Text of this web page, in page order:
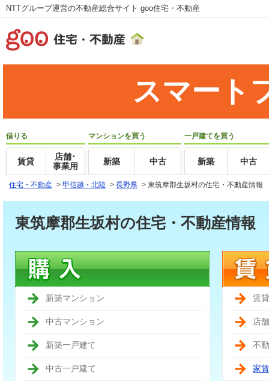
NTTグループ運営の不動産総合サイト goo住宅・不動産
スマート
借りる
賃貸
店舗･
事業用
マンションを買う
新築 中古
一戸建てを買う
新築 中古
住宅・不動産 > 甲信越・北陸 > 長野県 > 東筑摩郡生坂村の住宅・不動産情報
東筑摩郡生坂村の住宅・不動産情報
新築マンション
中古マンション
新築一戸建て
中古一戸建て
賃
店
不
家